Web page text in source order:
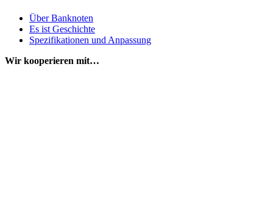
Über Banknoten
Es ist Geschichte
Spezifikationen und Anpassung
Wir kooperieren mit…